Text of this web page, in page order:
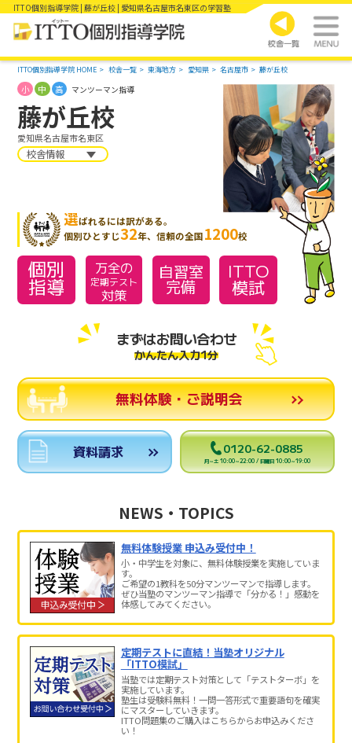
ITTO個別指導学院 | 藤が丘校 | 愛知県名古屋市名東区の学習塾
ITTO個別指導学院 HOME 校舎一覧 東海地方 愛知県 名古屋市 藤が丘校
藤が丘校
愛知県名古屋市名東区
小 中 高 マンツーマン指導
校舎情報
選ばれるには訳がある。
個別ひとすじ32年、信頼の全国1200校
個別
指導
万全の
定期テスト
対策
自習室
完備
ITTO
模試
まずはお問い合わせ
かんたん入力1分
無料体験・ご説明会
資料請求 0120-62-0885
月～土 10:00～22:00 / 日曜日 10:00～19:00
NEWS・TOPICS
無料体験授業 申込み受付中！
小・中学生を対象に、無料体験授業を実施していま
す。
ご希望の1教科を50分マンツーマンで指導します。
ぜひ当塾のマンツーマン指導で「分かる！」感動を
体感してみてください。
定期テストに直結！当塾オリジナル
「ITTO模試」
当塾では定期テスト対策として「テストターボ」を
実施しています。
塾生は受験料無料！一問一答形式で重要語句を確実
にマスターしていきます。
ITTO問題集のご購入はこちらからお申込みくださ
い！